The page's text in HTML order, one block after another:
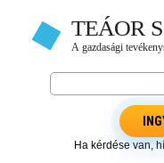
Ha kérdése van,